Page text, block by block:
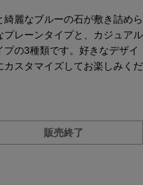
麗なブルーの石が敷き詰めら
レーンタイプと、カジュアル
の3種類です。好きなデザイ
スタマイズしてお楽しみくだ
販売終了